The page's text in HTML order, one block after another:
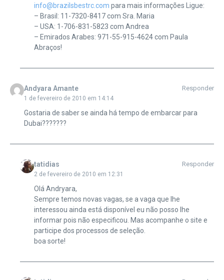
info@brazilsbestrc.com para mais informações Ligue:
– Brasil: 11-7320-8417 com Sra. Maria
– USA: 1-706-831-5823 com Andrea
– Emirados Arabes: 971-55-915-4624 com Paula
Abraços!
Andyara Amante
1 de fevereiro de 2010 em 14:14
Responder
Gostaria de saber se ainda há tempo de embarcar para
Dubai???????
tatidias
2 de fevereiro de 2010 em 12:31
Responder
Olá Andryara,
Sempre temos novas vagas, se a vaga que lhe
interessou ainda está disponível eu não posso lhe
informar pois não especificou. Mas acompanhe o site e
participe dos processos de seleção.
boa sorte!